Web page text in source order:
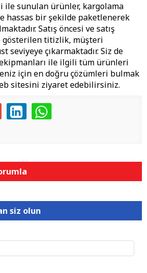
ile sunulan ürünler, kargolama
hassas bir şekilde paketlenerek
Satış öncesi ve satış
gösterilen titizlik, müşteri
seviyeye çıkarmaktadır. Siz de
ile ilgili tüm ürünleri
için en doğru çözümleri bulmak
sitesini ziyaret edebilirsiniz.
siz olun